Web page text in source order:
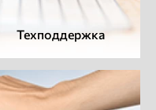
Техподдержка